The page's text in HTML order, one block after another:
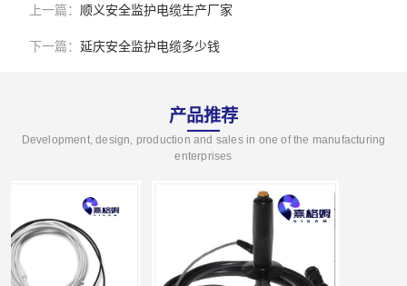
上一篇： 顺义安全监护电缆生产厂家
下一篇： 延庆安全监护电缆多少钱
产品推荐
Development, design, production and sales in one of the manufacturing
enterprises